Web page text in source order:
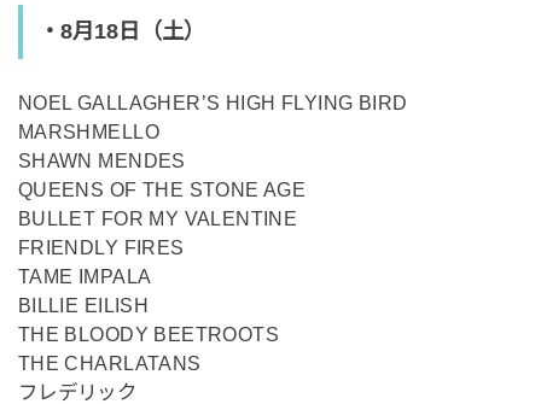
・8月18日（土）
NOEL GALLAGHER’S HIGH FLYING BIRD
MARSHMELLO
SHAWN MENDES
QUEENS OF THE STONE AGE
BULLET FOR MY VALENTINE
FRIENDLY FIRES
TAME IMPALA
BILLIE EILISH
THE BLOODY BEETROOTS
THE CHARLATANS
フレデリック